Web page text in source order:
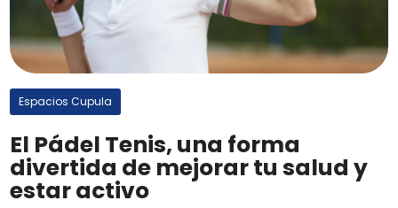
Espacios Cupula
El Pádel Tenis, una forma
divertida de mejorar tu salud y
estar activo